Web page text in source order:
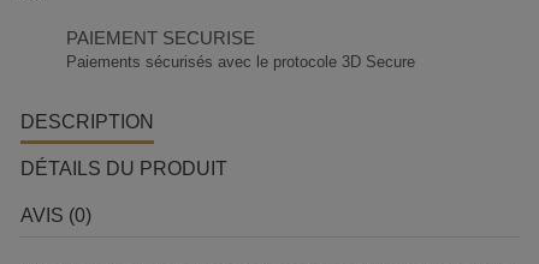
PAIEMENT SECURISE
Paiements sécurisés avec le protocole 3D Secure
DESCRIPTION
DÉTAILS DU PRODUIT
AVIS (0)